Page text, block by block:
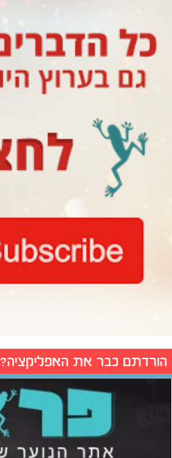
הורדתם כבר את האפליקציה?